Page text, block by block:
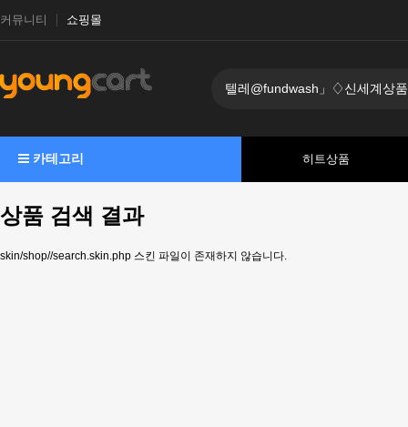
커뮤니티 쇼핑몰
카테고리 히트상품
상품 검색 결과
skin/shop//search.skin.php 스킨 파일이 존재하지 않습니다.